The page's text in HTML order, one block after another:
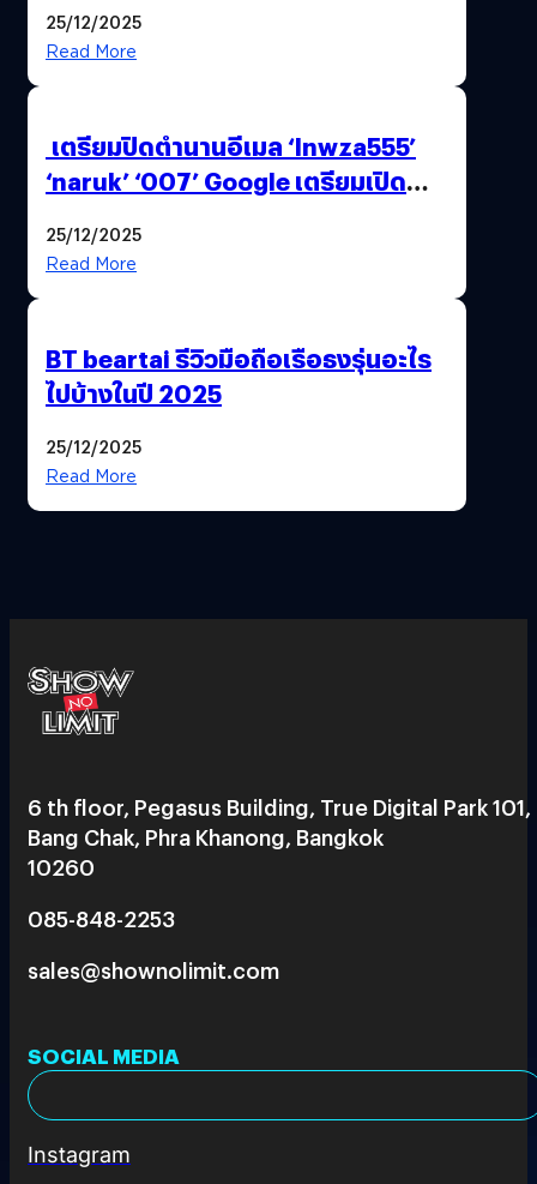
25/12/2025
Read More
เตรียมปิดตำนานอีเมล ‘lnwza555’
‘naruk’ ‘007’ Google เตรียมเปิด
25/12/2025
Read More
BT beartai รีวิวมือถือเรือธงรุ่นอะไร
ไปบ้างในปี 2025
25/12/2025
Read More
6 th floor, Pegasus Building, True Digital Park 101,
Bang Chak, Phra Khanong, Bangkok
10260
085-848-2253
sales@shownolimit.com
SOCIAL MEDIA
Instagram